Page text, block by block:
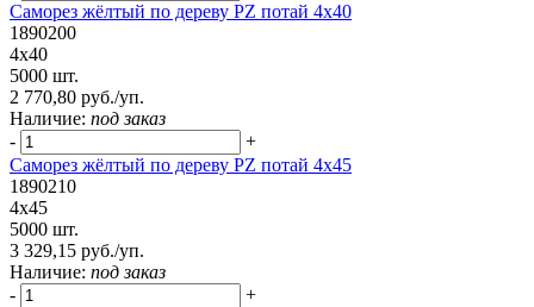
Саморез жёлтый по дереву PZ потай 4х40
1890200
4х40
5000 шт.
2 770,80 руб./уп.
Наличие: под заказ
-
+
Саморез жёлтый по дереву PZ потай 4х45
1890210
4х45
5000 шт.
3 329,15 руб./уп.
Наличие: под заказ
-
+